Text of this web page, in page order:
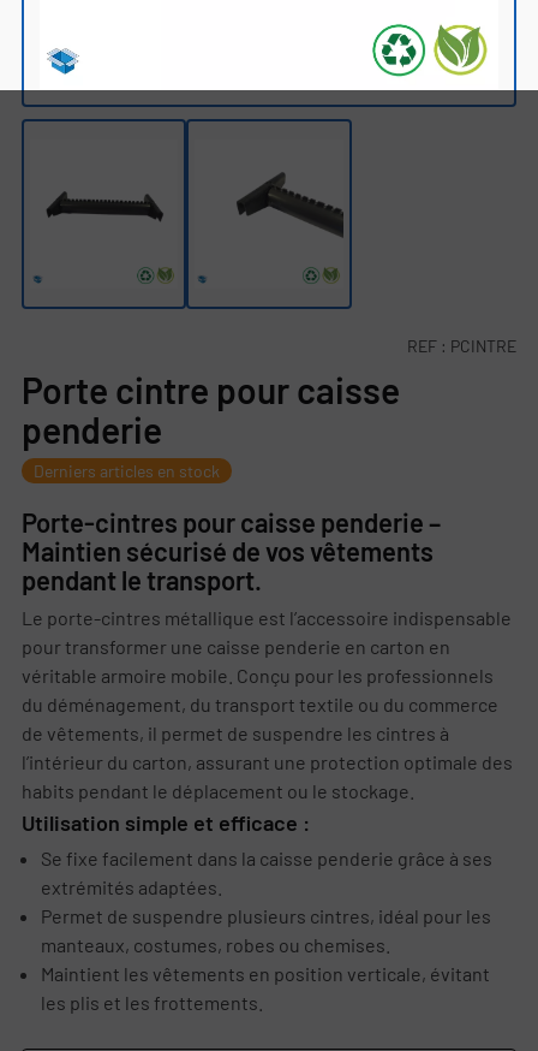
REF : PCINTRE
Porte cintre pour caisse
penderie
Derniers articles en stock
Porte-cintres pour caisse penderie –
Maintien sécurisé de vos vêtements
pendant le transport.
Le porte-cintres métallique est l’accessoire indispensable
pour transformer une caisse penderie en carton en
véritable armoire mobile. Conçu pour les professionnels
du déménagement, du transport textile ou du commerce
de vêtements, il permet de suspendre les cintres à
l’intérieur du carton, assurant une protection optimale des
habits pendant le déplacement ou le stockage.
Utilisation simple et efficace :
Se fixe facilement dans la caisse penderie grâce à ses
extrémités adaptées.
Permet de suspendre plusieurs cintres, idéal pour les
manteaux, costumes, robes ou chemises.
Maintient les vêtements en position verticale, évitant
les plis et les frottements.